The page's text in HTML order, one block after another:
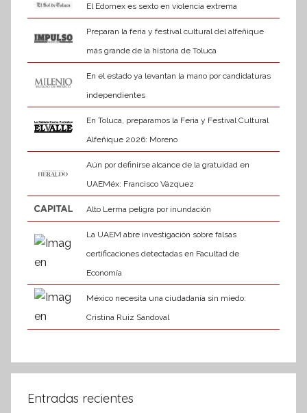
El Edomex es sexto en violencia extrema
Preparan la feria y festival cultural del alfeñique
más grande de la historia de Toluca
En el estado ya levantan la mano por candidaturas
independientes
En Toluca, preparamos la Feria y Festival Cultural
Alfeñique 2026: Moreno
Aún por definirse alcance de la gratuidad en
UAEMéx: Francisco Vázquez
Alto Lerma peligra por inundación
La UAEM abre investigación sobre falsas
certificaciones detectadas en Facultad de
Economía
México necesita una ciudadanía sin miedo:
Cristina Ruiz Sandoval
Entradas recientes